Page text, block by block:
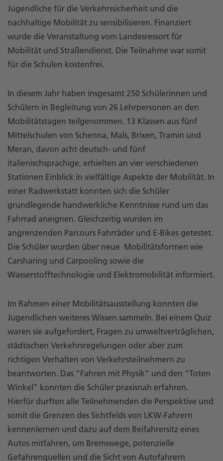
Jugendliche für die Verkehrssicherheit und die
nachhaltige Mobilität zu sensibilisieren. Finanziert
wurde die Veranstaltung vom Landesressort für
Mobilität und Straßendienst. Die Teilnahme war somit
für die Schulen kostenfrei.
In diesem Jahr haben insgesamt 250 Schülerinnen und
Schülern in Begleitung von 26 Lehrpersonen an den
Mobilitätstagen teilgenommen. 13 Klassen aus fünf
Mittelschulen von Schenna, Mals, Brixen, Tramin und
Meran, davon acht deutsch- und fünf
italienischsprachige, erhielten an vier verschiedenen
Stationen Einblick in vielfältige Aspekte der Mobilität. In
einer Radwerkstatt konnten sich die Schüler
grundlegende handwerkliche Kenntnisse rund um das
Fahrrad aneignen. Gleichzeitig wurden im
angrenzenden Parcours Fahrräder und E-Bikes getestet.
Die Schüler wurden über neue Mobilitätsformen wie
Carsharing und Carpooling sowie die
Wasserstofftechnologie und Elektromobilität informiert.
Im Rahmen einer Mobilitätsausstellung konnten die
Jugendlichen weiteres Wissen sammeln. Bei einem Quiz
waren sie aufgefordert, Fragen zu umweltverträglichen,
städtischen Verkehrsregelungen oder aber zum
richtigen Verhalten von Verkehrsteilnehmern zu
beantworten. Das "Fahren mit Physik" und den "Toten
Winkel" konnten die Schüler praxisnah erfahren.
Hierfür durften alle Teilnehmenden die Perspektive und
somit die Grenzen des Sichtfelds von LKW-Fahrern
kennenlernen und dazu auf dem Beifahrersitz eines
Autos mitfahren, um Bremswege, potenzielle
Gefahrenquellen und die Sicht von Autofahrern